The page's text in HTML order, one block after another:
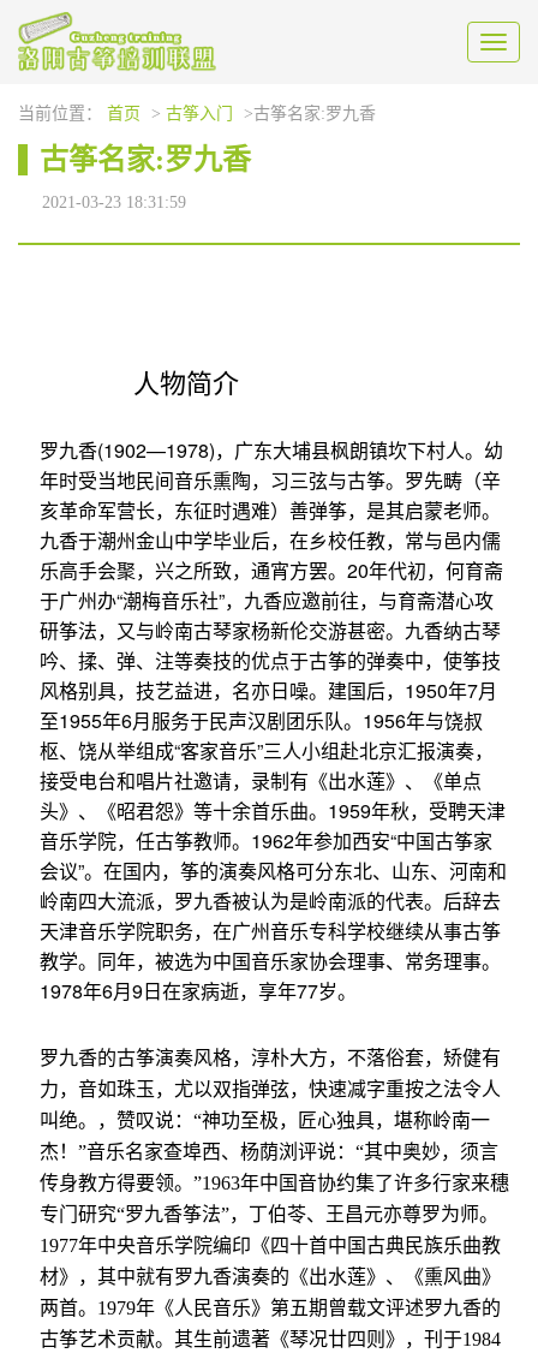
Toggle
当前位置： 首页 > 古筝入门 >古筝名家:罗九香
古筝名家:罗九香
2021-03-23 18:31:59
人物简介
罗九香(1902—1978)，广东大埔县枫朗镇坎下村人。幼
年时受当地民间音乐熏陶，习三弦与古筝。罗先畴（辛
亥革命军营长，东征时遇难）善弹筝，是其启蒙老师。
九香于潮州金山中学毕业后，在乡校任教，常与邑内儒
乐高手会聚，兴之所致，通宵方罢。20年代初，何育斋
于广州办“潮梅音乐社”，九香应邀前往，与育斋潜心攻
研筝法，又与岭南古琴家杨新伦交游甚密。九香纳古琴
吟、揉、弹、注等奏技的优点于古筝的弹奏中，使筝技
风格别具，技艺益进，名亦日噪。建国后，1950年7月
至1955年6月服务于民声汉剧团乐队。1956年与饶叔
枢、饶从举组成“客家音乐”三人小组赴北京汇报演奏，
接受电台和唱片社邀请，录制有《出水莲》、《单点
头》、《昭君怨》等十余首乐曲。1959年秋，受聘天津
音乐学院，任古筝教师。1962年参加西安“中国古筝家
会议”。在国内，筝的演奏风格可分东北、山东、河南和
岭南四大流派，罗九香被认为是岭南派的代表。后辞去
天津音乐学院职务，在广州音乐专科学校继续从事古筝
教学。同年，被选为中国音乐家协会理事、常务理事。
1978年6月9日在家病逝，享年77岁。
罗九香的古筝演奏风格，淳朴大方，不落俗套，矫健有
力，音如珠玉，尤以双指弹弦，快速减字重按之法令人
叫绝。，赞叹说：“神功至极，匠心独具，堪称岭南一
杰！”音乐名家查埠西、杨荫浏评说：“其中奥妙，须言
传身教方得要领。”1963年中国音协约集了许多行家来穗
专门研究“罗九香筝法”，丁伯苓、王昌元亦尊罗为师。
1977年中央音乐学院编印《四十首中国古典民族乐曲教
材》，其中就有罗九香演奏的《出水莲》、《熏风曲》
两首。1979年《人民音乐》第五期曾载文评述罗九香的
古筝艺术贡献。其生前遗著《琴况廿四则》，刊于1984